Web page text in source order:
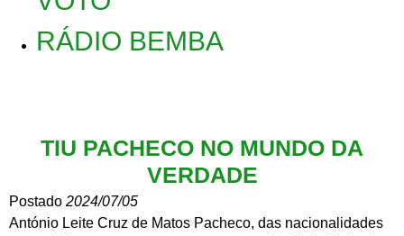
RÁDIO BEMBA
TIU PACHECO NO MUNDO DA
VERDADE
Postado 2024/07/05
António Leite Cruz de Matos Pacheco, das nacionalidades